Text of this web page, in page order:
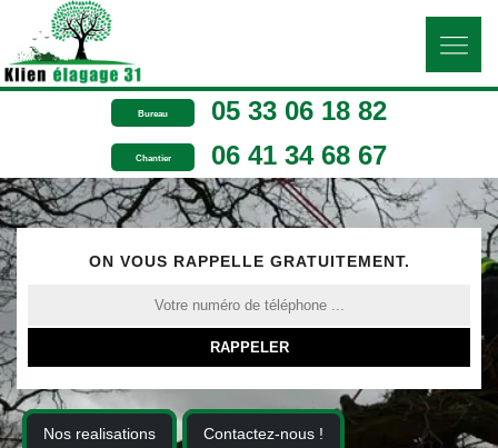
Bureau 05 33 06 18 82
Chantier 06 41 34 68 67
ON VOUS RAPPELLE GRATUITEMENT.
Nos realisations Contactez-nous !